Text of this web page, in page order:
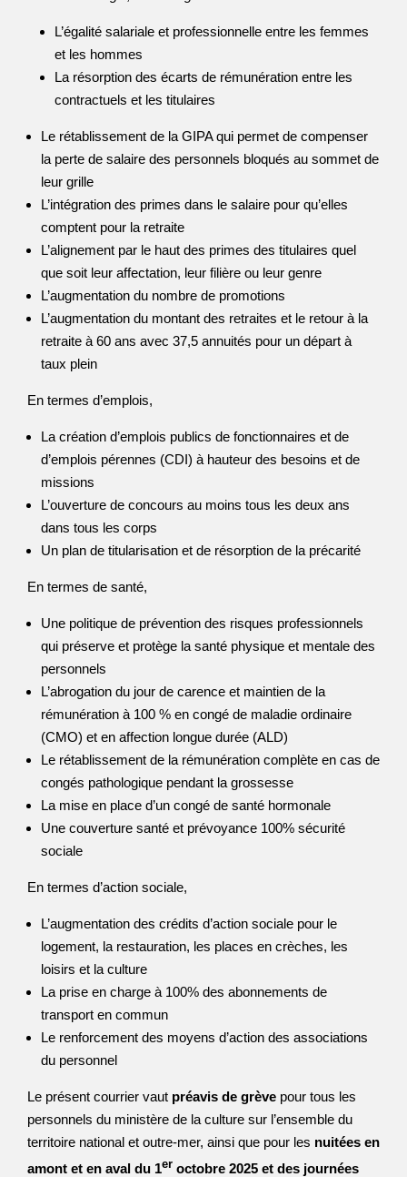
L’égalité salariale et professionnelle entre les femmes
et les hommes
La résorption des écarts de rémunération entre les
contractuels et les titulaires
Le rétablissement de la GIPA qui permet de compenser
la perte de salaire des personnels bloqués au sommet de
leur grille
L’intégration des primes dans le salaire pour qu’elles
comptent pour la retraite
L’alignement par le haut des primes des titulaires quel
que soit leur affectation, leur filière ou leur genre
L’augmentation du nombre de promotions
L’augmentation du montant des retraites et le retour à la
retraite à 60 ans avec 37,5 annuités pour un départ à
taux plein
En termes d’emplois,
La création d’emplois publics de fonctionnaires et de
d’emplois pérennes (CDI) à hauteur des besoins et de
missions
L’ouverture de concours au moins tous les deux ans
dans tous les corps
Un plan de titularisation et de résorption de la précarité
En termes de santé,
Une politique de prévention des risques professionnels
qui préserve et protège la santé physique et mentale des
personnels
L’abrogation du jour de carence et maintien de la
rémunération à 100 % en congé de maladie ordinaire
(CMO) et en affection longue durée (ALD)
Le rétablissement de la rémunération complète en cas de
congés pathologique pendant la grossesse
La mise en place d’un congé de santé hormonale
Une couverture santé et prévoyance 100% sécurité
sociale
En termes d’action sociale,
L’augmentation des crédits d’action sociale pour le
logement, la restauration, les places en crèches, les
loisirs et la culture
La prise en charge à 100% des abonnements de
transport en commun
Le renforcement des moyens d’action des associations
du personnel
Le présent courrier vaut préavis de grève pour tous les
personnels du ministère de la culture sur l’ensemble du
territoire national et outre-mer, ainsi que pour les nuitées en
amont et en aval du 1er octobre 2025 et des journées